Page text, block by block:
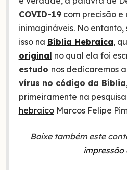
COVID-19com precisão e
inimagináveis. No entanto,
isso na Bíblia Hebraica,
original no qual ela foi
estudo nos dedicaremos
vírus no código da Bíblia
primeiramente na
hebraicoMarcos Felipe
Baixe também este
impressão